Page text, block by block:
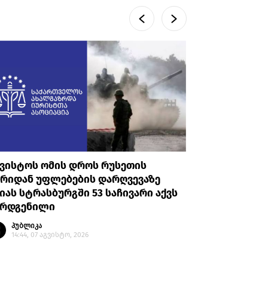
ომის დროს რუსეთის
უფლებების დარღვევაზე
სტრასბურგში 53 საჩივარი აქვს
პუბლიკა
14:44, 07 აგვისტო, 2026